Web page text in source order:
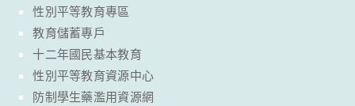
性別平等教育專區
教育儲蓄專戶
十二年國民基本教育
性別平等教育資源中心
防制學生藥濫用資源網